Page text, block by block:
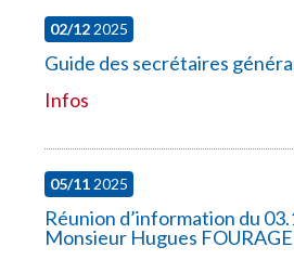
02/122025
Guide des secrétaires
Infos
05/112025
Réunion d’information du
Monsieur Hugues FOURAGE